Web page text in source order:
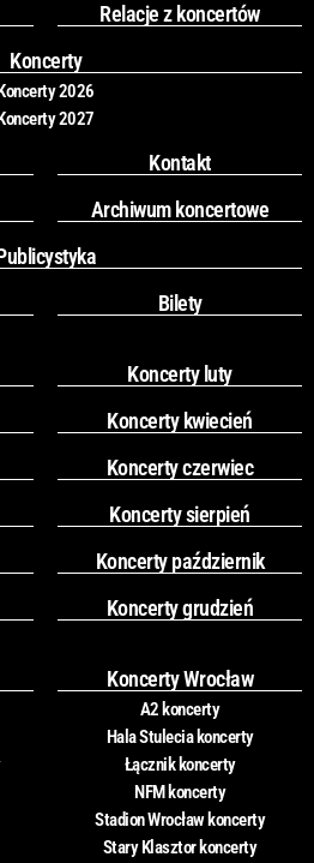
o
k
r
a
m
Relacje z koncertów
Koncerty
2026
2027
Kontakt
Archiwum koncertowe
Bilety
Koncerty luty
Koncerty kwiecień
Koncerty czerwiec
Koncerty sierpień
Koncerty październik
Koncerty grudzień
Koncerty Wrocław
A2 koncerty
Hala Stulecia koncerty
Łącznik koncerty
NFM koncerty
Stadion Wrocław koncerty
Stary Klasztor koncerty